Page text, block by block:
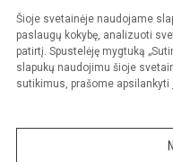
Šioje svetainėje naudojame
paslaugų kokybę, analizuoti
patirtį. Spustelėję mygtuką
slapukų naudojimu šioje
sutikimus, prašome apsilankyti
© 2024. Gargždų atviras
Kopijuoti turinį be raštiško
Prieinamumo
Sumanus būdas